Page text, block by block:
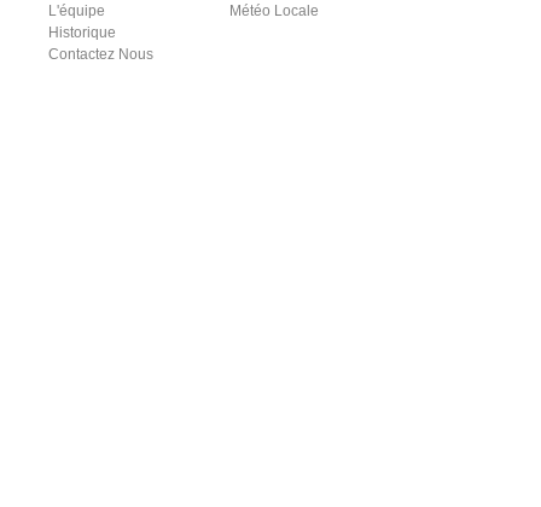
L'équipe
Historique
Contactez Nous
Météo Locale